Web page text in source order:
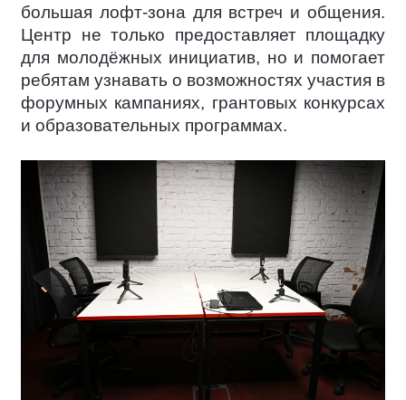
большая лофт-зона для встреч и общения.
Центр не только предоставляет площадку
для молодёжных инициатив, но и помогает
ребятам узнавать о возможностях участия в
форумных кампаниях, грантовых конкурсах
и образовательных программах.